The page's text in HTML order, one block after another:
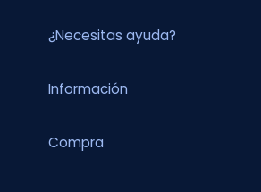
¿Necesitas ayuda?
Información
Compra